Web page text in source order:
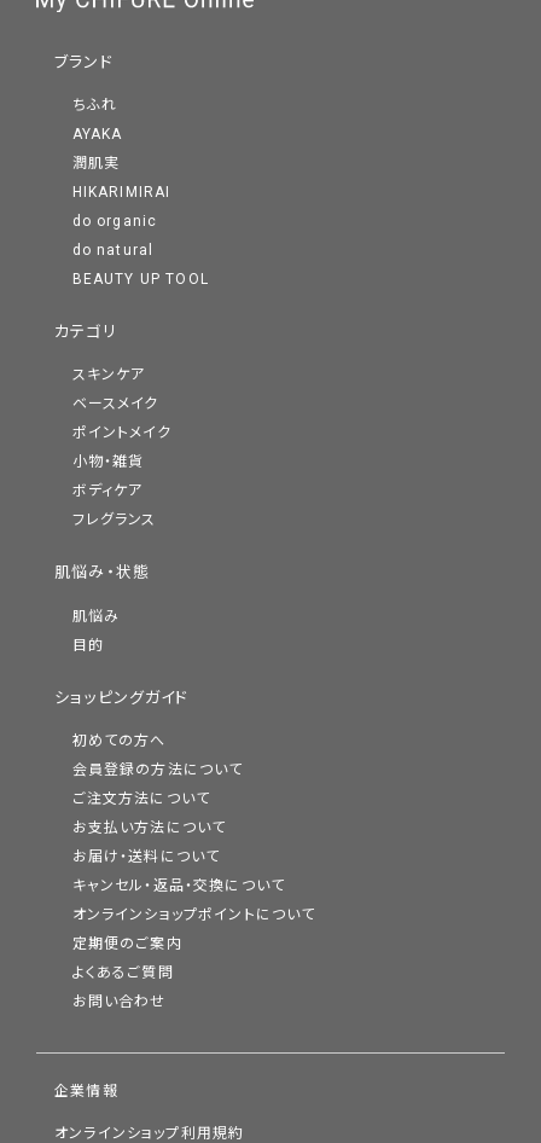
ブランド
ちふれ
AYAKA
潤肌実
HIKARIMIRAI
do organic
do natural
BEAUTY UP TOOL
カテゴリ
スキンケア
ベースメイク
ポイントメイク
小物・雑貨
ボディケア
フレグランス
肌悩み・状態
肌悩み
目的
ショッピングガイド
初めての方へ
会員登録の方法について
ご注文方法について
お支払い方法について
お届け・送料について
キャンセル・返品・交換について
オンラインショップポイントについて
定期便のご案内
よくあるご質問
お問い合わせ
企業情報
オンラインショップ利用規約